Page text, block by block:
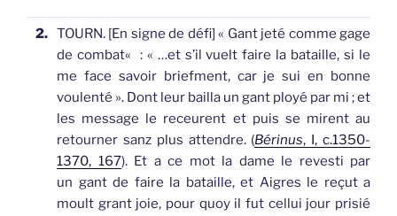
2. TOURN. [En signe de défi] « Gant jeté comme gage
de combat«
: « …et s’il vuelt faire la bataille, si le
me face savoir briefment, car je sui en bonne
voulenté ». Dont leur bailla un gant ployé par mi ; et
les message le receurent et puis se mirent au
retourner sanz plus attendre. (Bérinus, I, c.1350-
1370, 167). Et a ce mot la dame le revesti par
un gantde faire la bataille, et Aigres le reçut a
moult grant joie, pour quoy il fut cellui jour prisié